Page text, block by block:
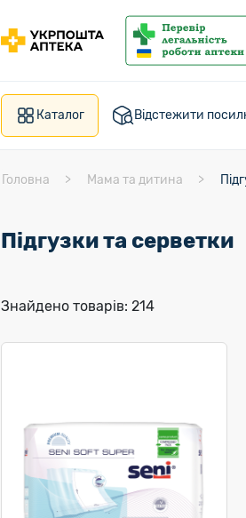
Каталог Відстежити
Головна Мама та дитина
Підгузки та серветки
Знайдено товарів: 214